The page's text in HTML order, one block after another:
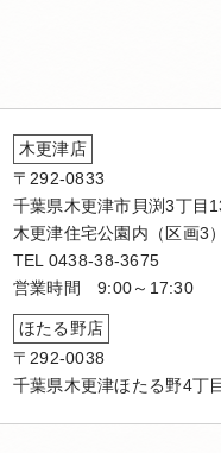
木更津店
〒292-0833
千葉県木更津市貝渕3丁目
木更津住宅公園内（区画3）
TEL 0438-38-3675
営業時間 9:00～17:30
ほたる野店
〒292-0038
千葉県木更津ほたる野4丁